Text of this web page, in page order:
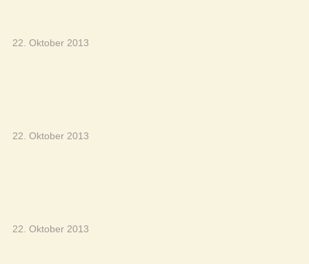
22. Oktober 2013
22. Oktober 2013
22. Oktober 2013